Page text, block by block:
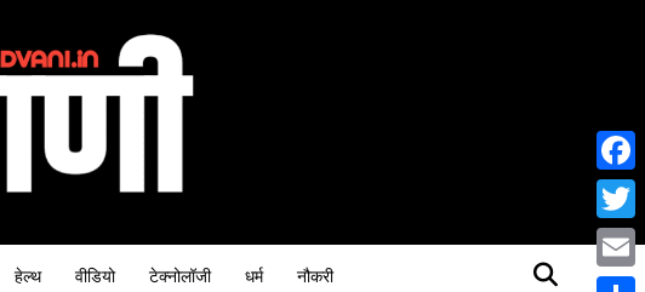
हेल्थ वीडियो टेक्नोलॉजी धर्म नौकरी Email